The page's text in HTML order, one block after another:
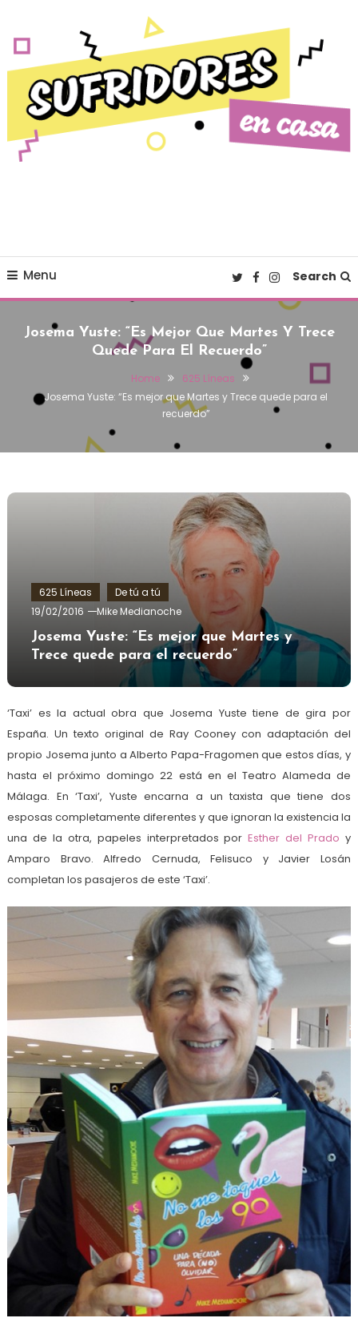
Menu Search
Josema Yuste: “Es Mejor Que Martes Y Trece
Quede Para El Recuerdo”
Home
625 Líneas
Josema Yuste: “Es mejor que Martes y Trece quede para el
recuerdo”
625 Líneas
De tú a tú
19/02/2016
Mike Medianoche
Josema Yuste: “Es mejor que Martes y
Trece quede para el recuerdo”
‘Taxi’ es la actual obra que Josema Yuste tiene de gira por
España. Un texto original de Ray Cooney con adaptación del
propio Josema junto a Alberto Papa-Fragomen que estos días, y
hasta el próximo domingo 22 está en el Teatro Alameda de
Málaga. En ‘Taxi’, Yuste encarna a un taxista que tiene dos
esposas completamente diferentes y que ignoran la existencia la
una de la otra, papeles interpretados porEsther del Prado y
Amparo Bravo. Alfredo Cernuda, Felisuco y Javier Losán
completan los pasajeros de este ‘Taxi’.